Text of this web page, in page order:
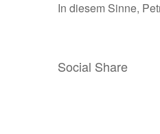
In diesem Sinne,
Social Share